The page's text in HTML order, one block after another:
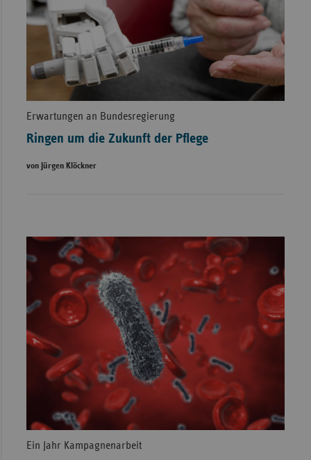
Erwartungen an Bundesregierung
Ringen um die Zukunft der Pflege
von Jürgen Klöckner
Ein Jahr Kampagnenarbeit